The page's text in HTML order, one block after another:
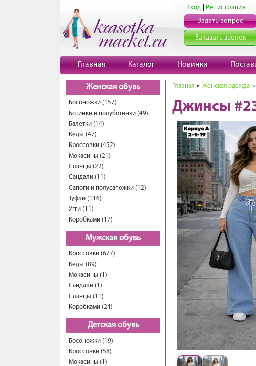
Вход Регистрация
Задать вопрос
Заказать звонок
Главная Каталог Новинки
Женская обувь
Босоножки (157)
Ботинки и полуботинки (49)
Балетки (14)
Кеды (47)
Кроссовки (452)
Мокасины (21)
Сланцы (22)
Сандали (11)
Сапоги и полусапожки (12)
Туфли (116)
Угги (11)
Коробками (17)
Мужская обувь
Кроссовки (677)
Кеды (89)
Мокасины (1)
Сандали (1)
Сланцы (11)
Коробками (24)
Детская обувь
Босоножки (19)
Кроссовки (58)
Мокасины (1)
Главная » Женская одежда »
Джинсы